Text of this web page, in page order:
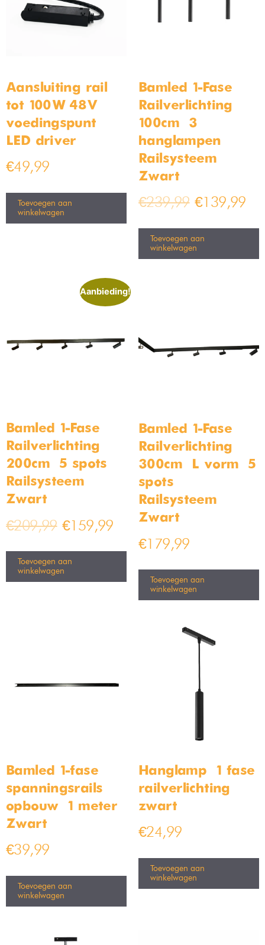
Aansluiting rail
tot 100W 48V
voedingspunt –
LED driver
€49,99
Toevoegen aan
winkelwagen
Bamled 1-Fase
Railverlichting –
100cm – 3
hanglampen –
Railsysteem –
Zwart
€239,99 €139,99
Toevoegen aan
winkelwagen
Aanbieding!
Bamled 1-Fase
Railverlichting –
200cm – 5 spots –
Railsysteem –
Zwart
€209,99 €159,99
Toevoegen aan
winkelwagen
Bamled 1-Fase
Railverlichting –
300cm – L vorm – 5
spots –
Railsysteem –
Zwart
€179,99
Toevoegen aan
winkelwagen
Bamled 1-fase
spanningsrails –
opbouw – 1 meter –
Zwart
€39,99
Toevoegen aan
winkelwagen
Hanglamp – 1 fase
railverlichting –
zwart
€24,99
Toevoegen aan
winkelwagen